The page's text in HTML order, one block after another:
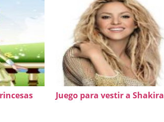
Juego para vestir a Shakira